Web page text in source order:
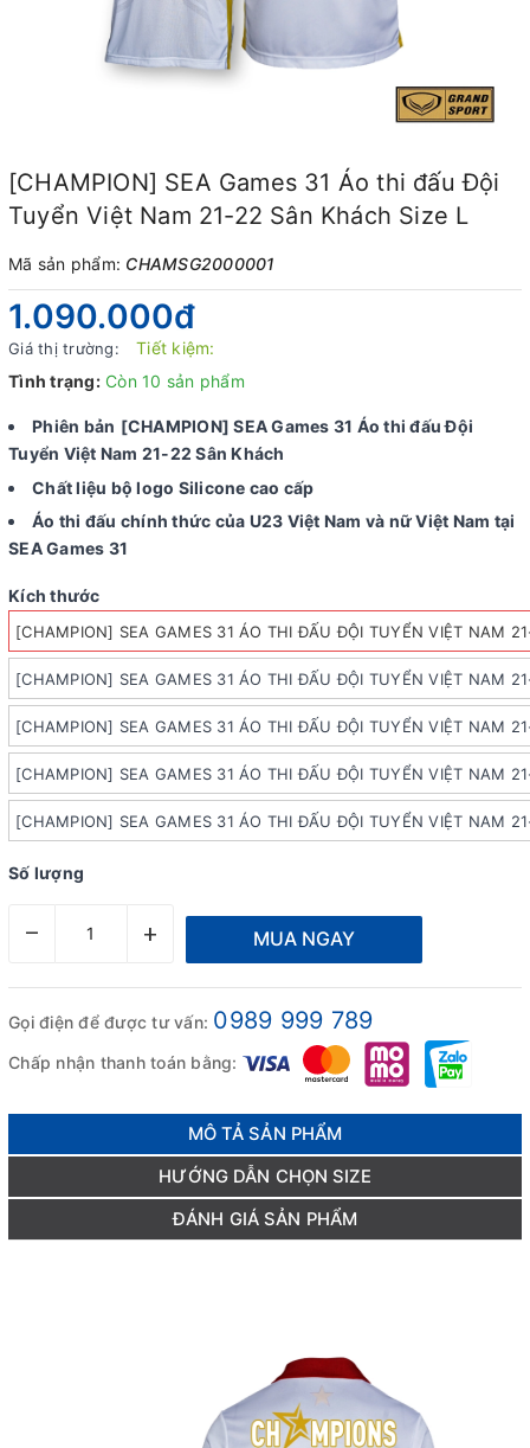
[CHAMPION] SEA Games 31 Áo thi đấu Đội
Tuyển Việt Nam 21-22 Sân Khách Size L
Mã sản phẩm: CHAMSG2000001
1.090.000₫
Giá thị trường:
Tiết kiệm:
Tình trạng: Còn 10 sản phẩm
Phiên bản [CHAMPION] SEA Games 31 Áo thi đấu Đội
Tuyển Việt Nam 21-22 Sân Khách
Chất liệu bộ logo Silicone cao cấp
Áo thi đấu chính thức của U23 Việt Nam và nữ Việt Nam tại
SEA Games 31
Kích thước
[CHAMPION] SEA GAMES 31 ÁO THI ĐẤU ĐỘI TUYỂN VIỆT NAM
[CHAMPION] SEA GAMES 31 ÁO THI ĐẤU ĐỘI TUYỂN VIỆT NAM
[CHAMPION] SEA GAMES 31 ÁO THI ĐẤU ĐỘI TUYỂN VIỆT NAM
[CHAMPION] SEA GAMES 31 ÁO THI ĐẤU ĐỘI TUYỂN VIỆT NAM
[CHAMPION] SEA GAMES 31 ÁO THI ĐẤU ĐỘI TUYỂN VIỆT NAM
Số lượng
– + MUA NGAY
Gọi điện để được tư vấn: 0989 999 789
Chấp nhận thanh toán bằng:
MÔ TẢ SẢN PHẨM
HƯỚNG DẪN CHỌN SIZE
ĐÁNH GIÁ SẢN PHẨM